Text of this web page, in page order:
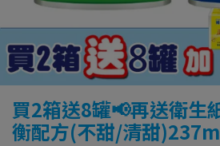
買2箱送8罐📢再送衛生
衡配方(不甜/清甜